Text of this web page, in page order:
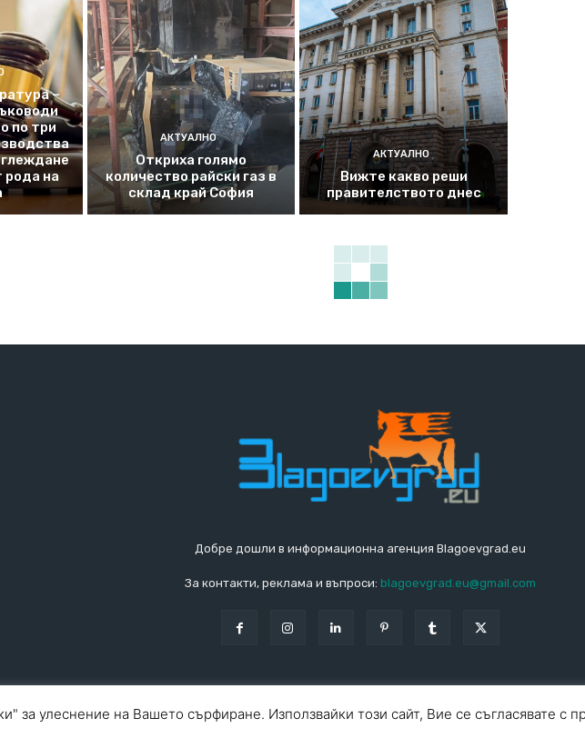
–
по три
рода на
АКТУАЛНО
Откриха голямо
количество райски газ в
склад край София
АКТУАЛНО
Вижте какво реши
правителството днес
Добре дошли в информационна агенция Blagoevgrad.eu
За контакти, реклама и въпроси: blagoevgrad.eu@gmail.com
- 2026 Общи условия | За
за улеснение на Вашето сърфиране. Използвайки този сайт, Вие се съгласявате с